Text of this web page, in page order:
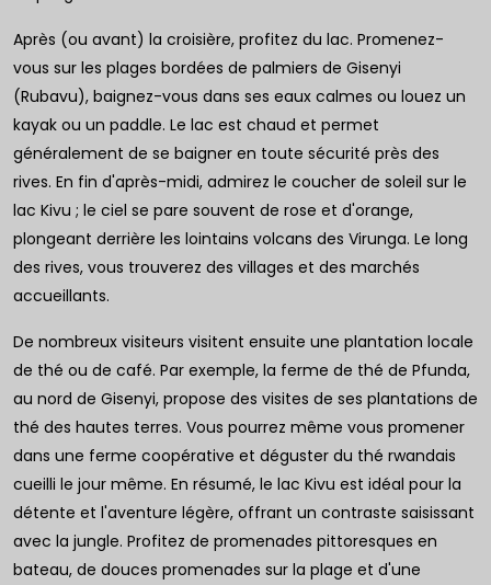
Après (ou avant) la croisière, profitez du lac. Promenez-
vous sur les plages bordées de palmiers de Gisenyi
(Rubavu), baignez-vous dans ses eaux calmes ou louez un
kayak ou un paddle. Le lac est chaud et permet
généralement de se baigner en toute sécurité près des
rives. En fin d'après-midi, admirez le coucher de soleil sur le
lac Kivu ; le ciel se pare souvent de rose et d'orange,
plongeant derrière les lointains volcans des Virunga. Le long
des rives, vous trouverez des villages et des marchés
accueillants.
De nombreux visiteurs visitent ensuite une plantation locale
de thé ou de café. Par exemple, la ferme de thé de Pfunda,
au nord de Gisenyi, propose des visites de ses plantations de
thé des hautes terres. Vous pourrez même vous promener
dans une ferme coopérative et déguster du thé rwandais
cueilli le jour même. En résumé, le lac Kivu est idéal pour la
détente et l'aventure légère, offrant un contraste saisissant
avec la jungle. Profitez de promenades pittoresques en
bateau, de douces promenades sur la plage et d'une